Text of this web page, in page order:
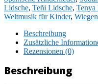
Lidsche, Teñi Lidsche, Tenya
Weltmusik für Kinder,
Beschreibung
Zusätzliche
Rezensionen (0)
Beschreibung